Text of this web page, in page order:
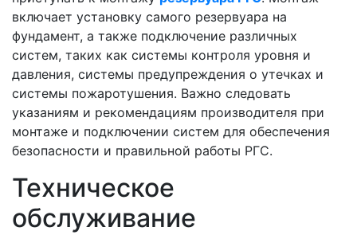
включает установку самого резервуара на
фундамент, а также подключение различных
систем, таких как системы контроля уровня и
давления, системы предупреждения о утечках и
системы пожаротушения. Важно следовать
указаниям и рекомендациям производителя при
монтаже и подключении систем для обеспечения
безопасности и правильной работы РГС.
Техническое
обслуживание